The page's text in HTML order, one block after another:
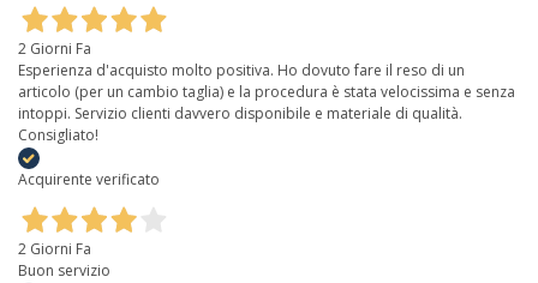
2 Giorni Fa
Esperienza d'acquisto molto positiva. Ho dovuto fare il reso di un
articolo (per un cambio taglia) e la procedura è stata velocissima e senza
intoppi. Servizio clienti davvero disponibile e materiale di qualità.
Consigliato!
Acquirente verificato
2 Giorni Fa
Buon servizio